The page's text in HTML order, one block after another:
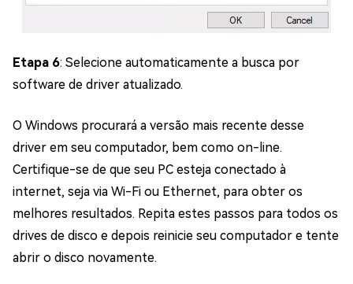
Etapa 6: Selecione automaticamente a busca por
software de driver atualizado.
O Windows procurará a versão mais recente desse
driver em seu computador, bem como on-line.
Certifique-se de que seu PC esteja conectado à
internet, seja via Wi-Fi ou Ethernet, para obter os
melhores resultados. Repita estes passos para todos os
drives de disco e depois reinicie seu computador e tente
abrir o disco novamente.